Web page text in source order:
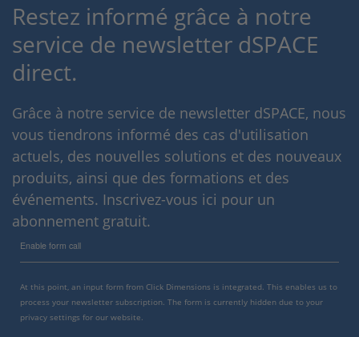
Restez informé grâce à notre
service de newsletter dSPACE
direct.
Grâce à notre service de newsletter dSPACE, nous
vous tiendrons informé des cas d'utilisation
actuels, des nouvelles solutions et des nouveaux
produits, ainsi que des formations et des
événements. Inscrivez-vous ici pour un
abonnement gratuit.
Enable form call
At this point, an input form from Click Dimensions is integrated. This enables us to
process your newsletter subscription. The form is currently hidden due to your
privacy settings for our website.